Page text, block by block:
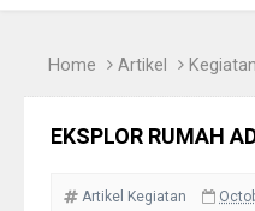
Home Artikel Kegiatan
EKSPLOR RUMAH
Artikel Kegiatan